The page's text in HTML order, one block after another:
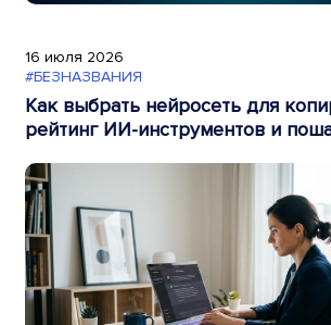
16 июля 2026
#БЕЗНАЗВАНИЯ
Как выбрать нейросеть для
рейтинг ИИ-инструментов и